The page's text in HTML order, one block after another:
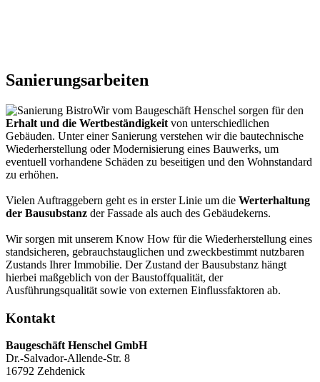
Sanierungsarbeiten
Wir vom Baugeschäft Henschel sorgen für den
Erhalt und die Wertbeständigkeit von unterschiedlichen
Gebäuden. Unter einer Sanierung verstehen wir die bautechnische
Wiederherstellung oder Modernisierung eines Bauwerks, um
eventuell vorhandene Schäden zu beseitigen und den Wohnstandard
zu erhöhen.
Vielen Auftraggebern geht es in erster Linie um die Werterhaltung
der Bausubstanz der Fassade als auch des Gebäudekerns.
Wir sorgen mit unserem Know How für die Wiederherstellung eines
standsicheren, gebrauchstauglichen und zweckbestimmt nutzbaren
Zustands Ihrer Immobilie. Der Zustand der Bausubstanz hängt
hierbei maßgeblich von der Baustoffqualität, der
Ausführungsqualität sowie von externen Einflussfaktoren ab.
Kontakt
Baugeschäft Henschel GmbH
Dr.-Salvador-Allende-Str. 8
16792 Zehdenick